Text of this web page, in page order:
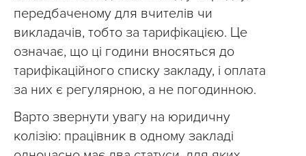
передбаченому для вчителів чи
викладачів, тобто за тарифікацією. Це
означає, що ці години вносяться до
тарифікаційного списку закладу, і оплата
за них є регулярною, а не погодинною.
Варто звернути увагу на юридичну
колізію: працівник в одному закладі